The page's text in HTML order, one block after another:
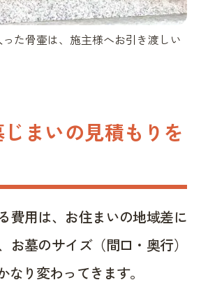
た骨壷は、施主様へお引き渡しい
まいの見積もりを
費用は、お住まいの地域差に
お墓のサイズ（間口・奥行）
なり変わってきます。